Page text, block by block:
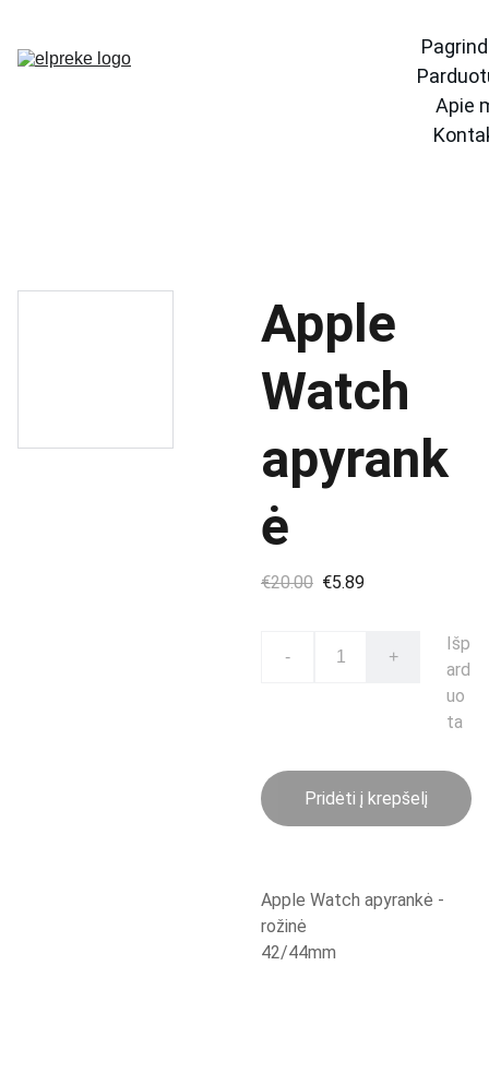
Apie
Apple
Watch
apyrank
ė
€20.00 €5.89
- +
Išp
ard
uo
ta
Pridėti į krepšelį
Apple Watch apyrankė -
rožinė
42/44mm